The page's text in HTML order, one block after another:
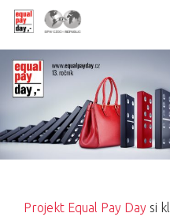
Hit enter to search
Projekt Equal Pay Day si